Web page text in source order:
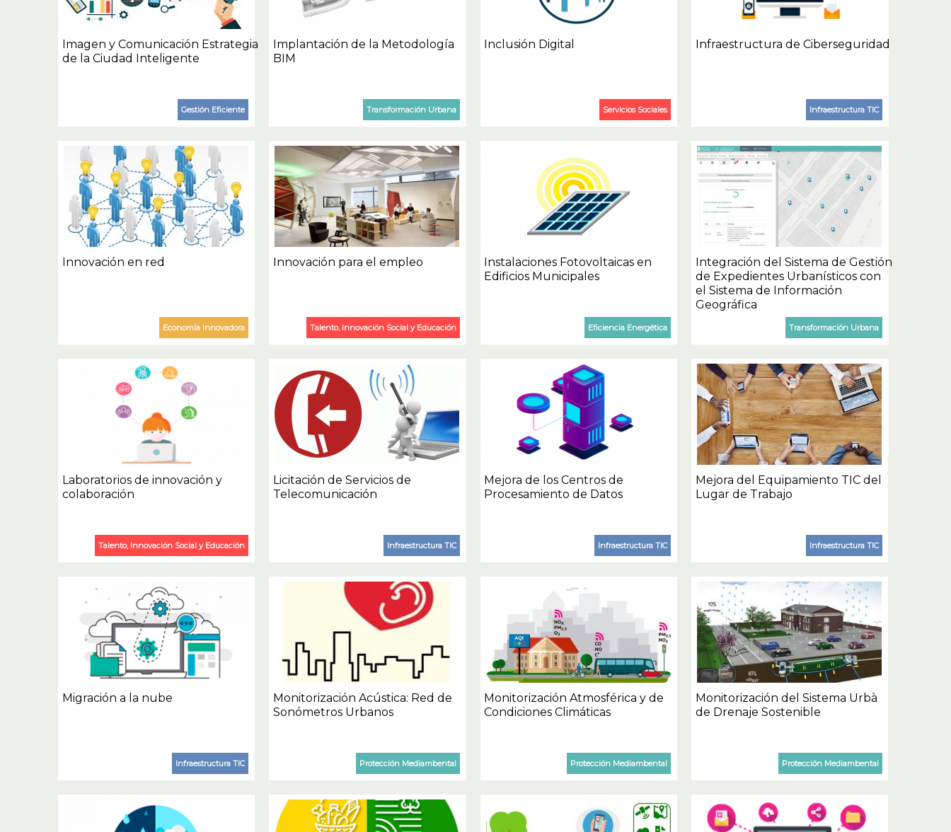
Imagen y Comunicación Estrategia
de la Ciudad Inteligente
Gestión Eficiente
Implantación de la Metodología
BIM
Transformación Urbana
Inclusión Digital
Servicios Sociales
Infraestructura de Ciberseguridad
Infraestructura TIC
Innovación en red
Economía Innovadora
Innovación para el empleo
Talento, Innovación Social y Educación
Instalaciones Fotovoltaicas en
Edificios Municipales
Eficiencia Energética
Integración del Sistema de Gestión
de Expedientes Urbanísticos con
el Sistema de Información
Geográfica
Transformación Urbana
Laboratorios de innovación y
colaboración
Talento, Innovación Social y Educación
Licitación de Servicios de
Telecomunicación
Infraestructura TIC
Mejora de los Centros de
Procesamiento de Datos
Infraestructura TIC
Mejora del Equipamiento TIC del
Lugar de Trabajo
Infraestructura TIC
Migración a la nube
Infraestructura TIC
Monitorización Acústica: Red de
Sonómetros Urbanos
Protección Mediambental
Monitorización Atmosférica y de
Condiciones Climáticas
Protección Mediambental
Monitorización del Sistema Urbà
de Drenaje Sostenible
Protección Mediambental